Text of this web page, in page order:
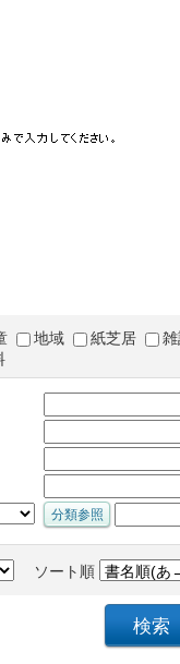
地域 紙芝居
ソート順